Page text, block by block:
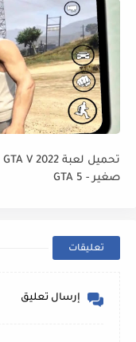
صغير - GTA 5
تعليقات
إرسال تعليق